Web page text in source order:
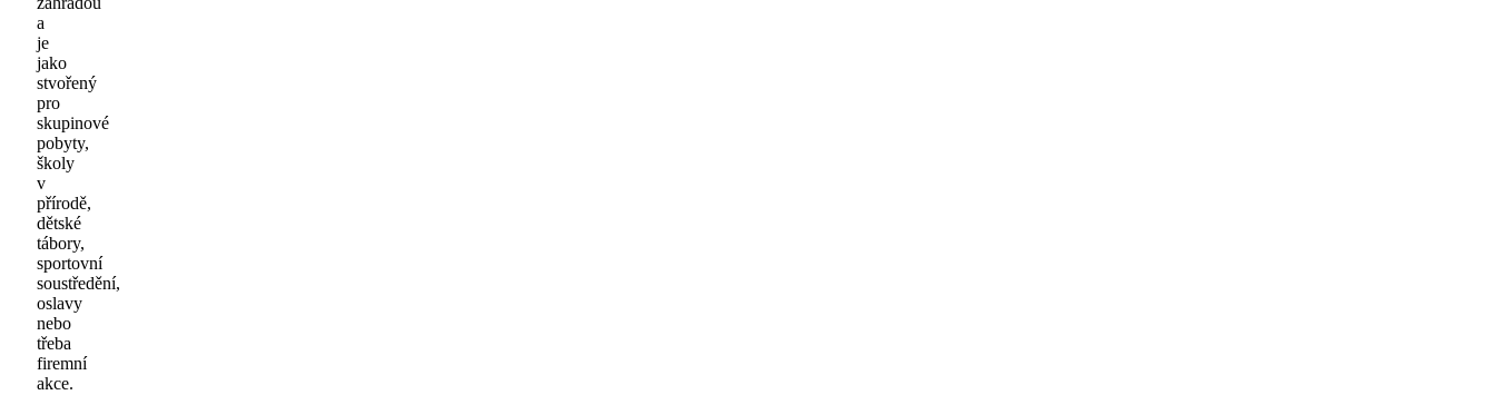
a
je
jako
stvořený
pro
skupinové
pobyty,
školy
v
přírodě,
dětské
tábory,
sportovní
soustředění,
oslavy
nebo
třeba
firemní
akce.